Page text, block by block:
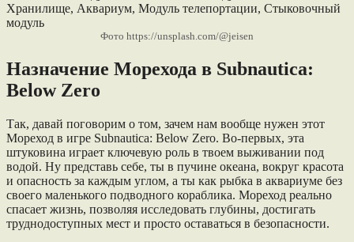
Фото https://unsplash.com/@jeisen
Назначение Морехода в Subnautica:
Below Zero
Так, давай поговорим о том, зачем нам вообще нужен этот
Мореход в игре Subnautica: Below Zero. Во-первых, эта
штуковина играет ключевую роль в твоем выживании под
водой. Ну представь себе, ты в пучине океана, вокруг красота
и опасность за каждым углом, а ты как рыбка в аквариуме без
своего маленького подводного кораблика. Мореход реально
спасает жизнь, позволяя исследовать глубины, достигать
труднодоступных мест и просто оставаться в безопасности.